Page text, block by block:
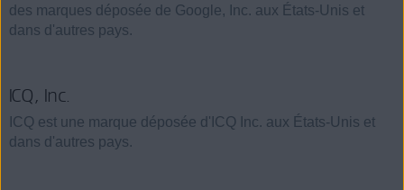
des marques déposée de Google, Inc. aux États-Unis et
dans d'autres pays.
ICQ, Inc.
ICQ est une marque déposée d'ICQ Inc. aux États-Unis et
dans d'autres pays.